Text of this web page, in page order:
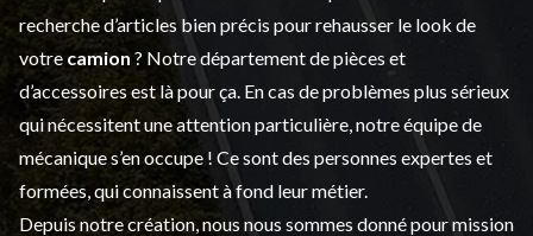
recherche d’articles bien précis pour rehausser le look de
votre camion ? Notre département depièces et
d’accessoiresest là pour ça. En cas de problèmes plus sérieux
qui nécessitent une attention particulière, notre équipe de
mécanique s’en occupe ! Ce sont des personnes expertes et
formées, qui connaissent à fond leur métier.
Depuis notre création, nous nous sommes donné pour mission